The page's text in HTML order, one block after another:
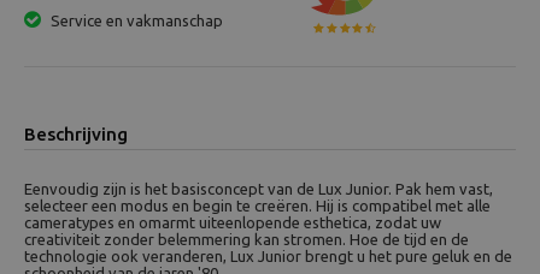
Service en vakmanschap
Beschrijving
Eenvoudig zijn is het basisconcept van de Lux Junior. Pak hem vast,
selecteer een modus en begin te creëren. Hij is compatibel met alle
cameratypes en omarmt uiteenlopende esthetica, zodat uw
creativiteit zonder belemmering kan stromen. Hoe de tijd en de
technologie ook veranderen, Lux Junior brengt u het pure geluk en de